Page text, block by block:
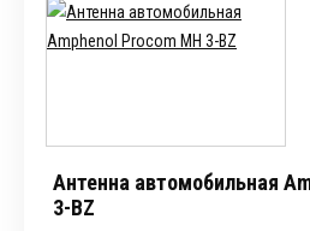
Антенна автомобильная
3-BZ